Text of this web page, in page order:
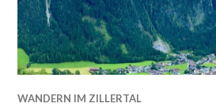
WANDERN IM ZILLERTAL